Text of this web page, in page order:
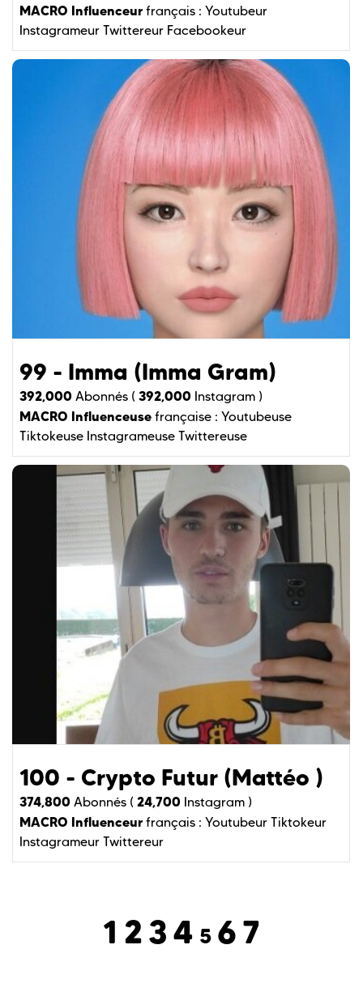
MACRO Influenceur français : Youtubeur
Instagrameur Twittereur Facebookeur
99 - Imma (Imma Gram)
392,000 Abonnés ( 392,000 Instagram )
MACRO Influenceuse française : Youtubeuse
Tiktokeuse Instagrameuse Twittereuse
100 - Crypto Futur (Mattéo )
374,800 Abonnés ( 24,700 Instagram )
MACRO Influenceur français : Youtubeur Tiktokeur
Instagrameur Twittereur
1 234 5 67